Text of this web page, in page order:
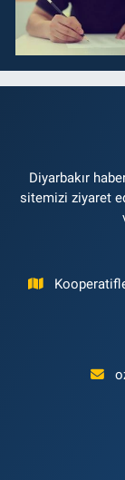
Diyarbakır
sitemizi ziyaret